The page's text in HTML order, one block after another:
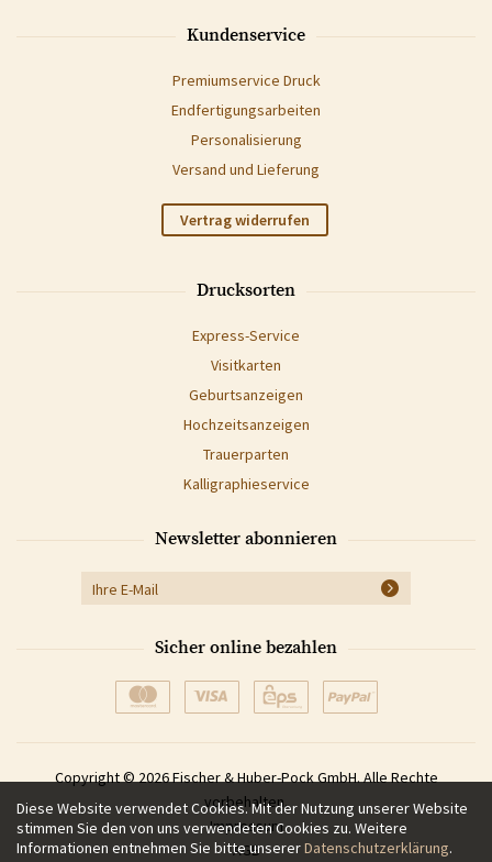
Kundenservice
Premiumservice Druck
Endfertigungsarbeiten
Personalisierung
Versand und Lieferung
Vertrag widerrufen
Drucksorten
Express-Service
Visitkarten
Geburtsanzeigen
Hochzeitsanzeigen
Trauerparten
Kalligraphieservice
Newsletter abonnieren
Sicher online bezahlen
Copyright © 2026 Fischer & Huber-Pock GmbH. Alle Rechte
vorbehalten.
Impressum
AGB
Diese Website verwendet Cookies. Mit der Nutzung unserer Website
stimmen Sie den von uns verwendeten Cookies zu. Weitere
Informationen entnehmen Sie bitte unsererDatenschutzerklärung.